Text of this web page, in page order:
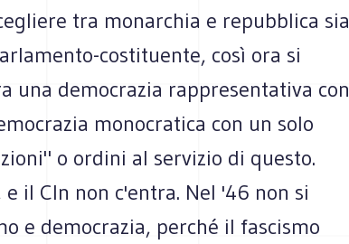
tra monarchia e repubblica sia
costituente, così ora si
una democrazia rappresentativa con
monocratica con un solo
o ordini al servizio di questo.
il Cln non c'entra. Nel '46 non si
e democrazia, perché il fascismo